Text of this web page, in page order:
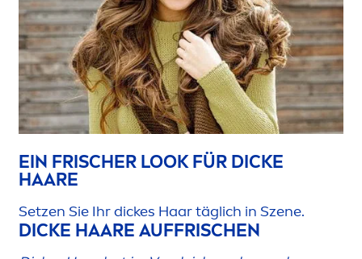
EIN FRISCHER LOOK FÜR DICKE
HAARE
Setzen Sie Ihr dickes Haar täglich in Szene.
DICKE HAARE AUFFRISCHEN